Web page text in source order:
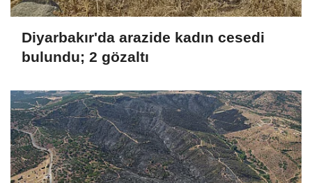
Diyarbakır'da arazide kadın cesedi
bulundu; 2 gözaltı